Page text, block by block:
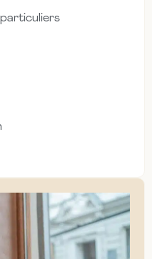
particuliers